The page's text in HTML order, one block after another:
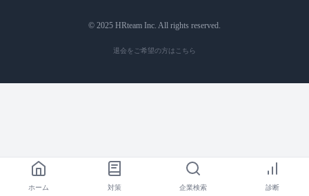
© 2025 HRteam Inc. All rights reserved.
退会をご希望の方はこちら
ホーム 対策 企業検索 診断